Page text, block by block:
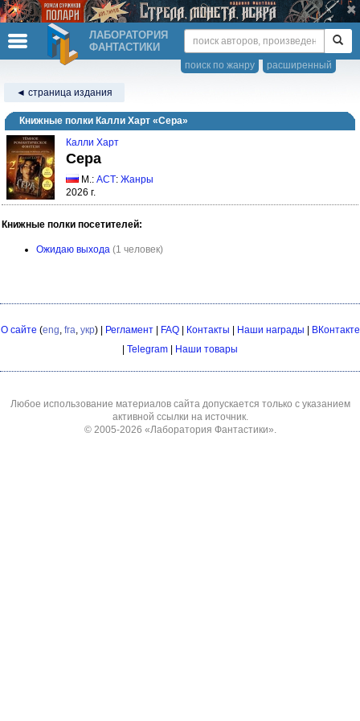
ЛАБОРАТОРИЯ
ФАНТАСТИКИ
расширенный
поиск по жанру
◄ страница издания
Книжные полки Калли Харт «Сера»
Калли Харт
Сера
М.: АСТ: Жанры
2026 г.
Книжные полки посетителей:
Ожидаю выхода (1 человек)
О сайте (eng, fra, укр) | Регламент| FAQ| Контакты Наши награды
ВКонтакте
Telegram Наши товары
Любое использование материалов сайта допускается только с указанием
активной ссылки на источник.
© 2005-2026 «Лаборатория Фантастики».